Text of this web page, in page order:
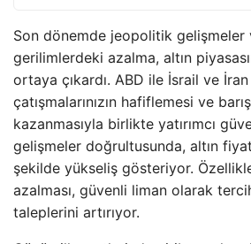
Son dönemde jeopolitik gelişmeler
gerilimlerdeki azalma, altın
ortaya çıkardı. ABD ile İsrail ve İran
çatışmalarınızın hafiflemesi ve
kazanmasıyla birlikte yatırımcı
gelişmeler doğrultusunda, altın
şekilde yükseliş gösteriyor. Özellikle
azalması, güvenli liman olarak
taleplerini artırıyor.